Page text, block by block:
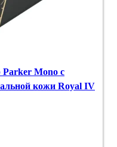
Mono с
кожи Royal IV